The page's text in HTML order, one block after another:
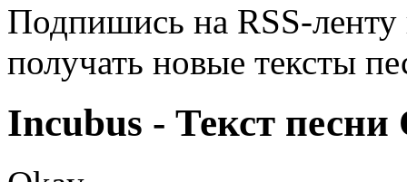
Подпишись на RSS-
получать новые тексты
Incubus - Текст песни